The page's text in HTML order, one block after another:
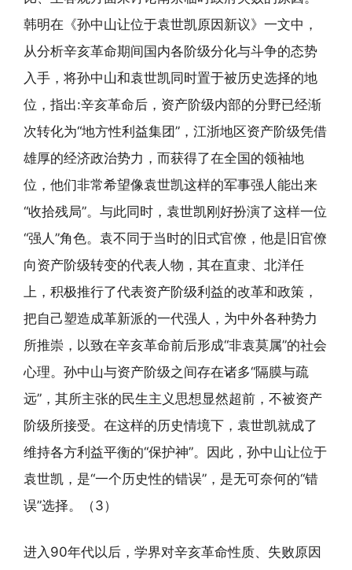
韩明在《孙中山让位于袁世凯原因新议》一文中，
从分析辛亥革命期间国内各阶级分化与斗争的态势
入手，将孙中山和袁世凯同时置于被历史选择的地
位，指出:辛亥革命后，资产阶级内部的分野已经渐
次转化为“地方性利益集团”，江浙地区资产阶级凭借
雄厚的经济政治势力，而获得了在全国的领袖地
位，他们非常希望像袁世凯这样的军事强人能出来
“收拾残局”。与此同时，袁世凯刚好扮演了这样一位
“强人”角色。袁不同于当时的旧式官僚，他是旧官僚
向资产阶级转变的代表人物，其在直隶、北洋任
上，积极推行了代表资产阶级利益的改革和政策，
把自己塑造成革新派的一代强人，为中外各种势力
所推崇，以致在辛亥革命前后形成“非袁莫属”的社会
心理。孙中山与资产阶级之间存在诸多“隔膜与疏
远”，其所主张的民生主义思想显然超前，不被资产
阶级所接受。在这样的历史情境下，袁世凯就成了
维持各方利益平衡的“保护神”。因此，孙中山让位于
袁世凯，是“一个历史性的错误”，是无可奈何的“错
误”选择。（3）
进入90年代以后，学界对辛亥革命性质、失败原因